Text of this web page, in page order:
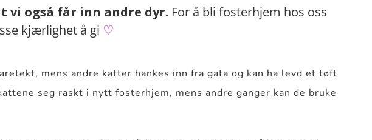
vi også får inn andre dyr. For å bli fosterhjem hos oss
kjærlighet å gi ♡
mens andre katter hankes inn fra gata og kan ha levd et tøft
seg raskt i nytt fosterhjem, mens andre ganger kan de bruke